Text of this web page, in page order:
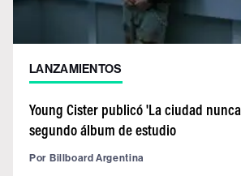
LANZAMIENTOS
Young Cister publicó 'La ciudad
segundo álbum de estudio
Por Billboard Argentina